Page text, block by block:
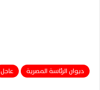
ديوان الرئاسة المصرية عاجل